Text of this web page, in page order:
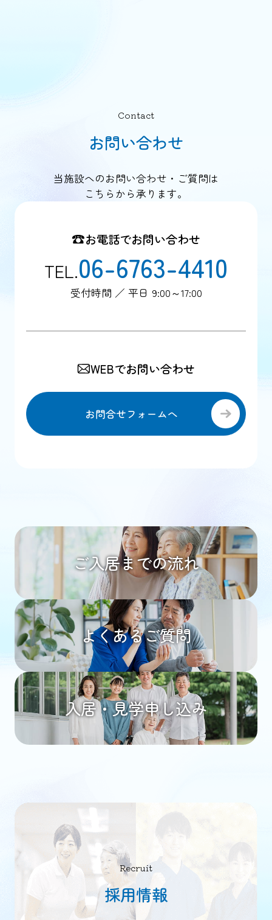
Contact
お問い合わせ
当施設へのお問い合わせ・ご質問は
こちらから承ります。
お電話でお問い合わせ
TEL.06-6763-4410
受付時間 ／ 平日 9:00～17:00
WEBでお問い合わせ
お問合せフォームへ
ご入居までの流れ
よくあるご質問
入居・見学申し込み
Recruit
採用情報